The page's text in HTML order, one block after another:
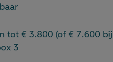
tot € 3.800 (of € 7.600
3